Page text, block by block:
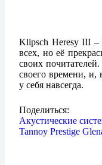
Klipsch Heresy III –
всех, но её
своих
своего времени, и,
у себя навсегда.
Поделиться:
Акустические
Tannoy Prestige